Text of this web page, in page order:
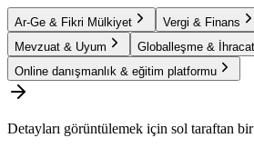
Ar-Ge & Fikri Mülkiyet Vergi & Finans
Mevzuat & Uyum
Globalleşme & İhracat
Online danışmanlık & eğitim platformu
Detayları görüntülemek için sol taraftan